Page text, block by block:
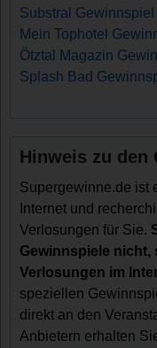
Substral
Mein Tophotel
Ötztal Magazin
Splash Bad
Hinweis zu den
Supergewinne.de ist
Internet und
Verlosungen für Sie.
Gewinnspiele
Verlosungen im
speziellen
direkt an den
Anbietern erhalten